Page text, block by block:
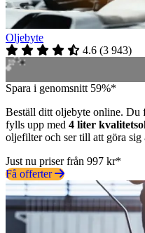
Oljebyte
4.6 (3 943)
Spara i genomsnitt 59%*
Beställ ditt oljebyte online. Du
fylls upp med 4 liter
oljefilter och ser till att göra sig
Just nu priser från 997 kr*
Få offerter